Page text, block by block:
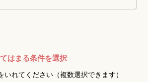
はまる条件を選択
いれてください（複数選択できます）